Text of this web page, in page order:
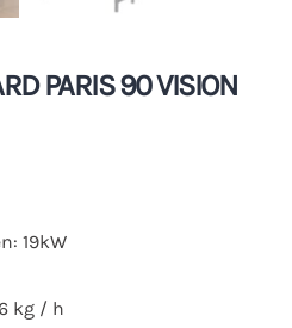
PARIS 90 VISION
19kW
kg / h